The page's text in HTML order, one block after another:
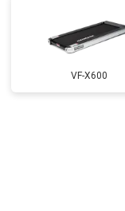
VF-X600